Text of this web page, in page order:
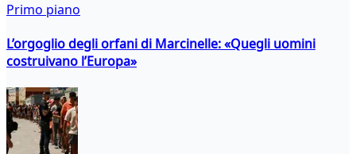
Primo piano
L’orgoglio degli orfani di Marcinelle: «Quegli uomini
costruivano l’Europa»